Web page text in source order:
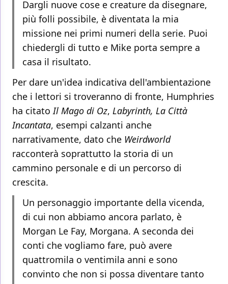
Dargli nuove cose e creature da disegnare,
più folli possibile, è diventata la mia
missione nei primi numeri della serie. Puoi
chiedergli di tutto e Mike porta sempre a
casa il risultato.
Per dare un'idea indicativa dell'ambientazione
che i lettori si troveranno di fronte, Humphries
ha citatoIl Mago di Oz, Labyrinth, La Città
Incantata, esempi calzanti anche
narrativamente, dato che Weirdworld
racconterà soprattutto la storia di un
cammino personale e di un percorso di
crescita.
Un personaggio importante della vicenda,
di cui non abbiamo ancora parlato, è
Morgan Le Fay, Morgana. A seconda dei
conti che vogliamo fare, può avere
quattromila o ventimila anni e sono
convinto che non si possa diventare tanto